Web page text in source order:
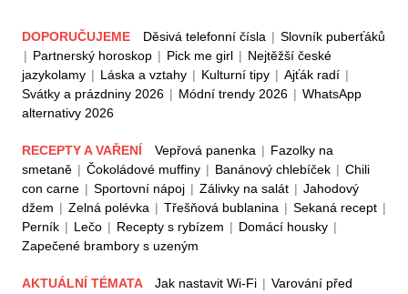
DOPORUČUJEME Děsivá telefonní čísla | Slovník puberťáků
| Partnerský horoskop | Pick me girl | Nejtěžší české
jazykolamy | Láska a vztahy | Kulturní tipy | Ajťák radí |
Svátky a prázdniny 2026 | Módní trendy 2026 | WhatsApp
alternativy 2026
RECEPTY A VAŘENÍ Vepřová panenka | Fazolky na
smetaně | Čokoládové muffiny | Banánový chlebíček | Chili
con carne | Sportovní nápoj | Zálivky na salát | Jahodový
džem | Zelná polévka | Třešňová bublanina | Sekaná recept |
Perník | Lečo | Recepty s rybízem | Domácí housky |
Zapečené brambory s uzeným
AKTUÁLNÍ TÉMATA Jak nastavit Wi-Fi | Varování před